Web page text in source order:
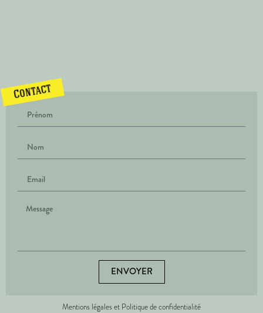
Contact
ENVOYER
Mentions légales et Politique de confidentialité